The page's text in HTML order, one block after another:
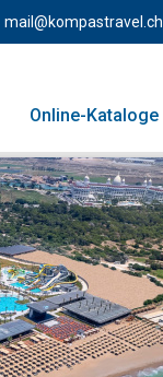
mail@kompastravel.ch
Online-Kataloge